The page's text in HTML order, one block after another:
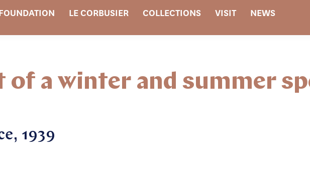
LE CORBUSIER COLLECTIONS VISIT NEWS
of a winter and summer
1939